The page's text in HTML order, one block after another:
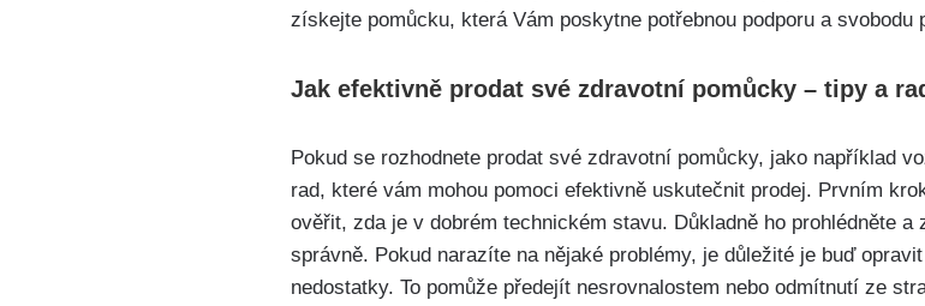
získejte pomůcku, která Vám poskytne potřebnou podporu a svobodu
Jak efektivně prodat své zdravotní pomůcky – tipy a
Pokud se rozhodnete prodat své zdravotní pomůcky, jako například
rad, které vám mohou pomoci efektivně uskutečnit prodej. Prvním
ověřit, zda je v dobrém technickém stavu. Důkladně ho prohlédněte
správně. Pokud narazíte na nějaké problémy, je důležité je buď
nedostatky. To pomůže předejít nesrovnalostem nebo odmítnutí ze